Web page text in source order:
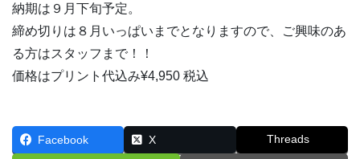
納期は９月下旬予定。
締め切りは８月いっぱいまでとなりますので、ご興味のあ
る方はスタッフまで！！
価格はプリント代込み¥4,950 税込
Facebook X Threads